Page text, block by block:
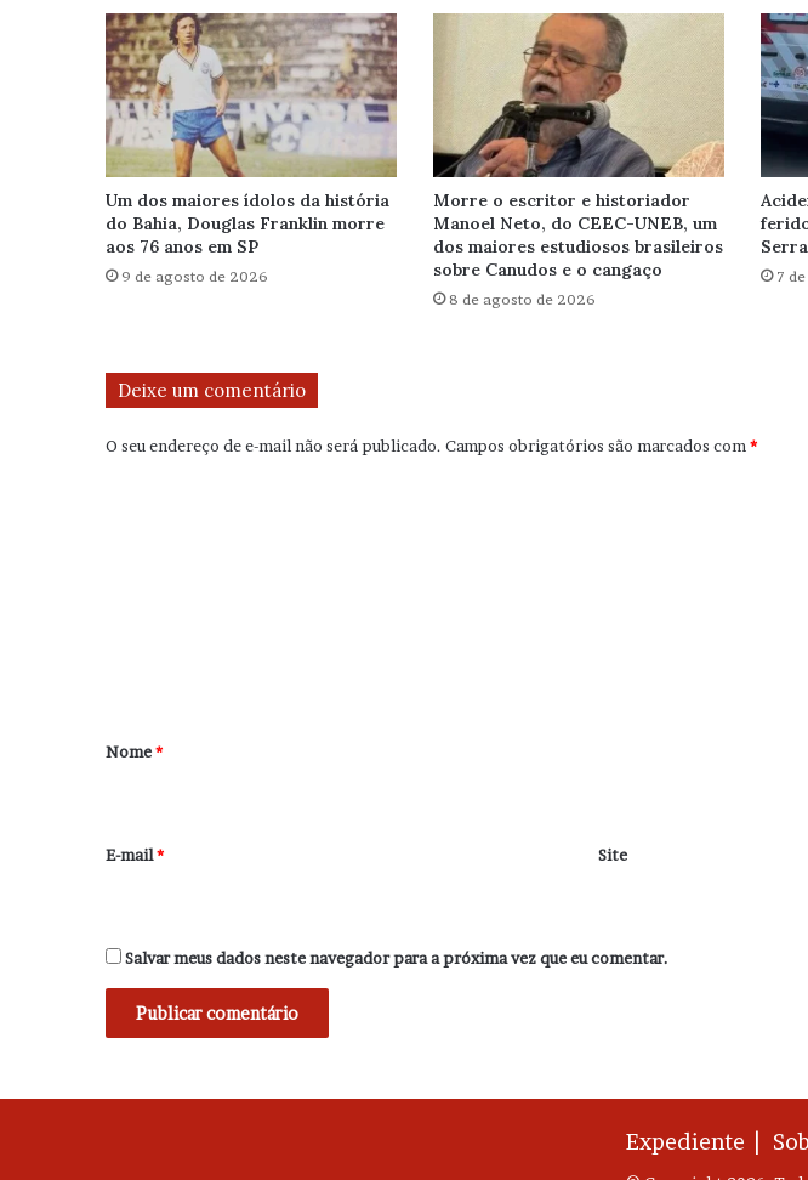
Um dos maiores ídolos da história
do Bahia, Douglas Franklin morre
aos 76 anos em SP
9 de agosto de 2026
Morre o escritor e historiador
Manoel Neto, do CEEC-UNEB, um
dos maiores estudiosos brasileiros
sobre Canudos e o cangaço
8 de agosto de 2026
7
Deixe um comentário
O seu endereço de e-mail não será publicado. Campos obrigatórios são marcados com*
r
*
Nome*
E-mail* Site
Salvar meus dados neste navegador para a próxima vez que eu comentar.
Expediente |